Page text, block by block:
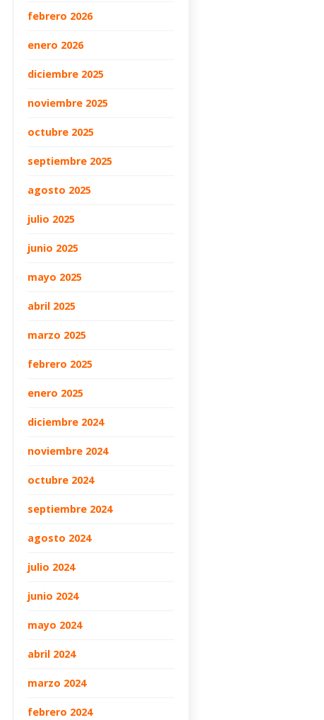
febrero 2026
enero 2026
diciembre 2025
noviembre 2025
octubre 2025
septiembre 2025
agosto 2025
julio 2025
junio 2025
mayo 2025
abril 2025
marzo 2025
febrero 2025
enero 2025
diciembre 2024
noviembre 2024
octubre 2024
septiembre 2024
agosto 2024
julio 2024
junio 2024
mayo 2024
abril 2024
marzo 2024
febrero 2024